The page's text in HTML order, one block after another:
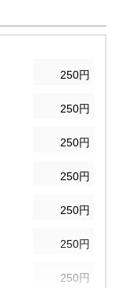
250円
250円
250円
250円
250円
250円
250円